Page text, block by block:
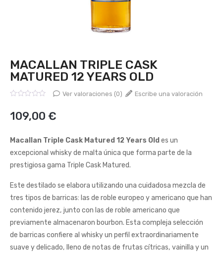
MACALLAN TRIPLE CASK
MATURED 12 YEARS OLD
0
de
Ver valoraciones (0) Escribe una valoración
109,00 €
Macallan Triple Cask Matured 12 Years Old es un
excepcional whisky de malta única que forma parte de la
prestigiosa gama Triple Cask Matured.
Este destilado se elabora utilizando una cuidadosa mezcla de
tres tipos de barricas: las de roble europeo y americano que han
contenido jerez, junto con las de roble americano que
previamente almacenaron bourbon. Esta compleja selección
de barricas confiere al whisky un perfil extraordinariamente
suave y delicado, lleno de notas de frutas cítricas, vainilla y un